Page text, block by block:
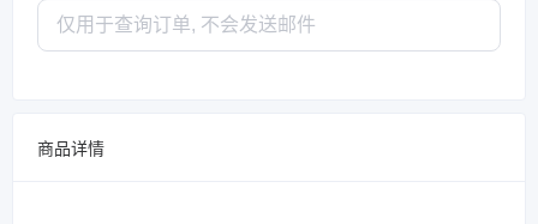
商品详情